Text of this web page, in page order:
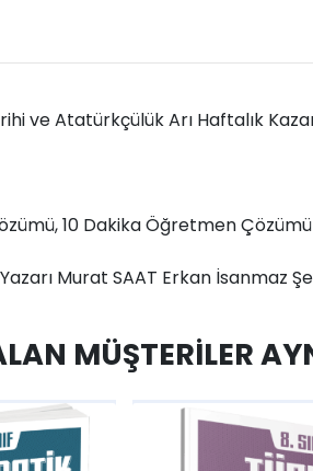
ve Atatürkçülük Arı Haftalık
10 Dakika Öğretmen Çözümü
Murat SAAT Erkan İsanmaz
MÜŞTERILER